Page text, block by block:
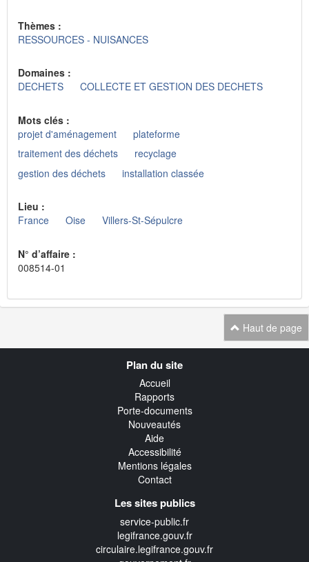
Thèmes :
RESSOURCES - NUISANCES
Domaines :
DECHETS
COLLECTE ET GESTION DES DECHETS
Mots clés :
projet d'aménagement
plateforme
traitement des déchets
recyclage
gestion des déchets
installation classée
Lieu :
France
Oise Villers-St-Sépulcre
N° d’affaire :
008514-01
Haut de page
Plan du site
Accueil
Rapports
Porte-documents
Nouveautés
Aide
Accessibilité
Mentions légales
Contact
Les sites publics
service-public.fr
legifrance.gouv.fr
circulaire.legifrance.gouv.fr